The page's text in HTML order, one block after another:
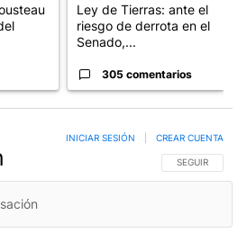
Ley de Tierras: ante el
riesgo de derrota en el
Senado,...
305 comentarios
SIGA ESTA
SEGUIR
INICIAR SESIÓN CREAR CUENTA